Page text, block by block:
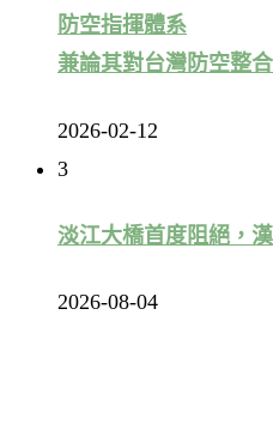
防空指揮體系
兼論其對台灣防空整
2026-02-12
3
淡江大橋首度阻絕，
2026-08-04